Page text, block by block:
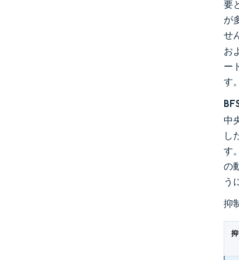
要
が
せ
お
ー
す。
中
し
す
の
う
抑